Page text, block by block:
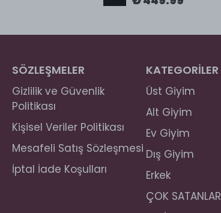
SÖZLEŞMELER
Gizlilik ve Güvenlik
Politikası
Kişisel Veriler Politikası
Mesafeli Satış Sözleşmesi
İptal İade Koşulları
KATEGORİLER
Üst Giyim
Alt Giyim
Ev Giyim
Dış Giyim
Erkek
ÇOK SATANLAR